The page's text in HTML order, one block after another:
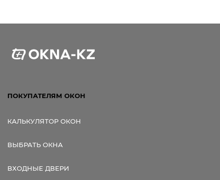
ПОКУПАТЕЛЯМ ОКОН
КАЛЬКУЛЯТОР ОКОН
ВЫБРАТЬ ОКНА
ВХОДНЫЕ ДВЕРИ